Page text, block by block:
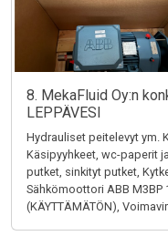
8. MekaFluid Oy:n
LEPPÄVESI
Hydrauliset peitelevyt ym.
Käsipyyhkeet, wc-paperit
putket, sinkityt putket,
Sähkömoottori ABB M3BP
(KÄYTTÄMÄTÖN),